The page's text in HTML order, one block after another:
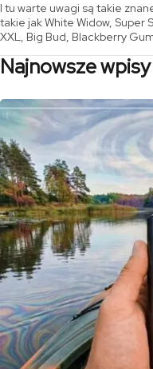
I tu warte uwagi są takie
takie jak White Widow, Super
XXL, Big Bud, Blackberry
Najnowsze